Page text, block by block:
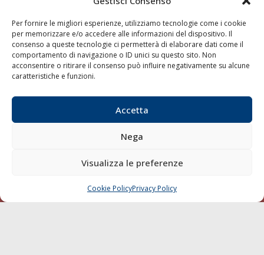
Per fornire le migliori esperienze, utilizziamo tecnologie come i cookie
per memorizzare e/o accedere alle informazioni del dispositivo. Il
consenso a queste tecnologie ci permetterà di elaborare dati come il
comportamento di navigazione o ID unici su questo sito. Non
acconsentire o ritirare il consenso può influire negativamente su alcune
caratteristiche e funzioni.
Accetta
Nega
Visualizza le preferenze
Cookie PolicyPrivacy Policy
LINK
Shipping
Porti/Interporti
Trasporti
Sostenibilità
Compagnie di Navigazione
Blue economy
Diporto
Contatti
CHIAMA SCRIVI